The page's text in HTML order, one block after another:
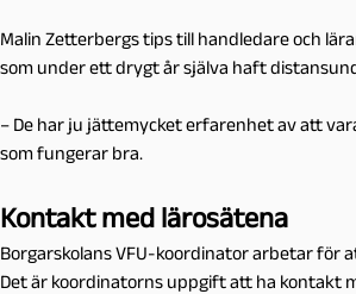
Malin Zetterbergs tips till handledare och
som under ett drygt år själva haft
– De har ju jättemycket erfarenhet av att
som fungerar bra.
Kontakt med lärosätena
Borgarskolans VFU-koordinator arbetar för
Det är koordinatorns uppgift att ha kontakt